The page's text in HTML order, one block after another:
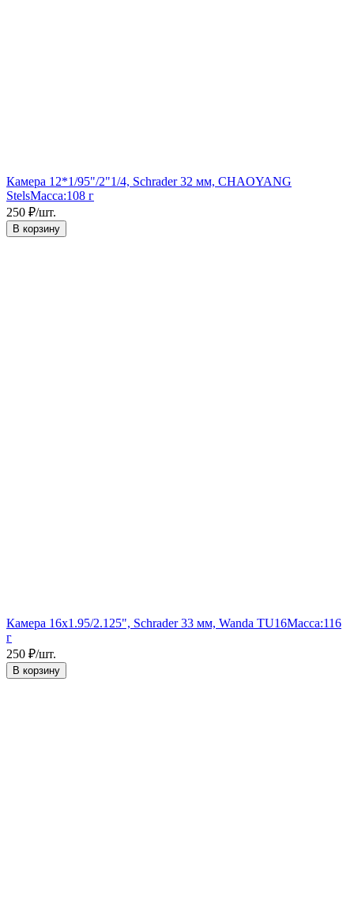
Камера 12*1/95"/2"1/4, Schrader 32 мм, CHAOYANG
StelsМасса:108 г
250 ₽/шт.
В корзину
Камера 16x1.95/2.125", Schrader 33 мм, Wanda TU16Масса:116
г
250 ₽/шт.
В корзину